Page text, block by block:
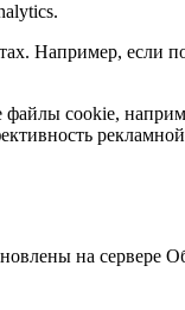
Например, если
файлы cookie,
рекламной
на сервере